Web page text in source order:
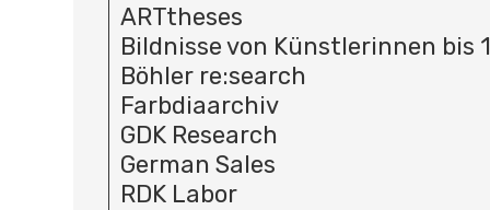
ARTtheses
Bildnisse von Künstlerinnen bis
Böhler re:search
Farbdiaarchiv
GDK Research
German Sales
RDK Labor